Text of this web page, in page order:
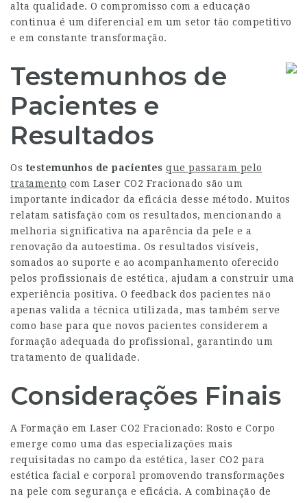
alta qualidade. O compromisso com a educação
continua é um diferencial em um setor tão competitivo
e em constante transformação.
Testemunhos de
Pacientes e
Resultados
Os testemunhos de pacientes que passaram pelo
tratamento com Laser CO2 Fracionado são um
importante indicador da eficácia desse método. Muitos
relatam satisfação com os resultados, mencionando a
melhoria significativa na aparência da pele e a
renovação da autoestima. Os resultados visíveis,
somados ao suporte e ao acompanhamento oferecido
pelos profissionais de estética, ajudam a construir uma
experiência positiva. O feedback dos pacientes não
apenas valida a técnica utilizada, mas também serve
como base para que novos pacientes considerem a
formação adequada do profissional, garantindo um
tratamento de qualidade.
Considerações Finais
A Formação em Laser CO2 Fracionado: Rosto e Corpo
emerge como uma das especializações mais
requisitadas no campo da estética, laser CO2 para
estética facial e corporal promovendo transformações
na pele com segurança e eficácia. A combinação de